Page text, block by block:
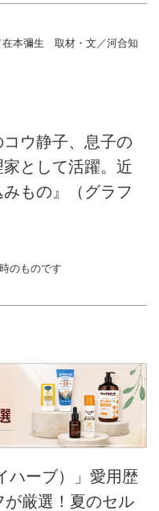
在本彌生 取材・文／河合知
ウ静子、息子の
として活躍。近
もの』（グラフ
のものです
ハーブ）」愛用歴
が厳選！夏のセル